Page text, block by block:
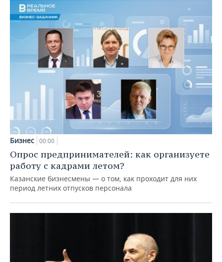
Бизнес 00:00
Опрос предпринимателей: как организуете
работу с кадрами летом?
Казанские бизнесмены — о том, как проходит для них
период летних отпусков персонала